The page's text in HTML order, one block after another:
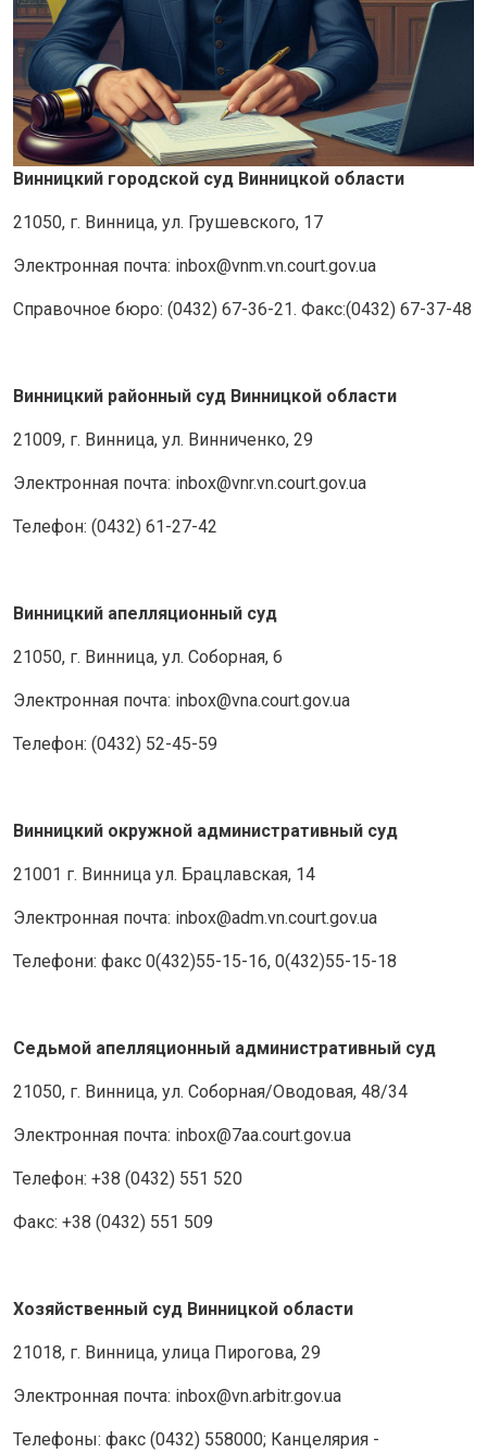
Винницкий городской суд Винницкой области
21050, г. Винница, ул. Грушевского, 17
Электронная почта: inbox@vnm.vn.court.gov.ua
Справочное бюро: (0432) 67-36-21. Факс:(0432) 67-37-48
Винницкий районный суд Винницкой области
21009, г. Винница, ул. Винниченко, 29
Электронная почта: inbox@vnr.vn.court.gov.ua
Телефон: (0432) 61-27-42
Винницкий апелляционный суд
21050, г. Винница, ул. Соборная, 6
Электронная почта: inbox@vna.court.gov.ua
Телефон: (0432) 52-45-59
Винницкий окружной административный суд
21001 г. Винница ул. Брацлавская, 14
Электронная почта: inbox@adm.vn.court.gov.ua
Телефони: факс 0(432)55-15-16, 0(432)55-15-18
Седьмой апелляционный административный суд
21050, г. Винница, ул. Соборная/Оводовая, 48/34
Электронная почта: inbox@7aa.court.gov.ua
Телефон: +38 (0432) 551 520
Факс: +38 (0432) 551 509
Хозяйственный суд Винницкой области
21018, г. Винница, улица Пирогова, 29
Электронная почта: inbox@vn.arbitr.gov.ua
Телефоны: факс (0432) 558000; Канцелярия -